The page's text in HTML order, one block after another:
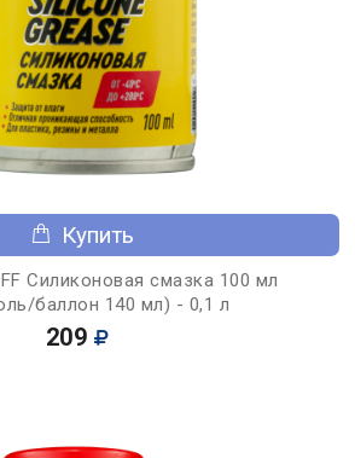
Купить
Силиконовая смазка 100 мл
баллон 140 мл) - 0,1 л
209